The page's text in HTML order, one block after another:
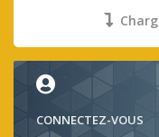
CONNECTEZ-VOUS